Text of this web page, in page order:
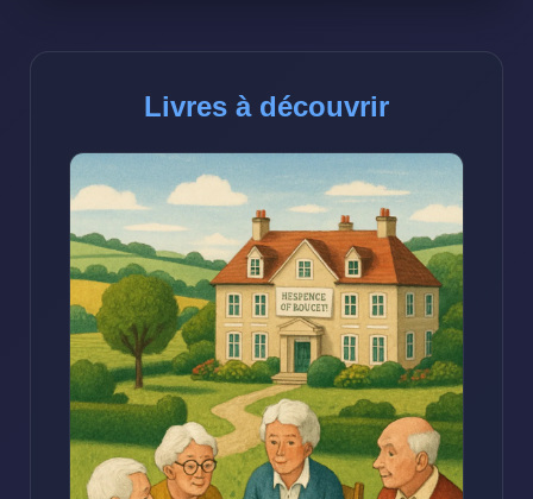
Livres à découvrir